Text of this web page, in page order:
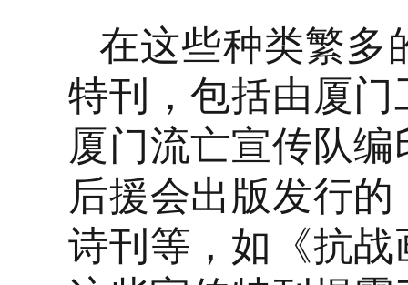
在这些种类繁多
特刊，包括由厦
厦门流亡宣传队
后援会出版发行
诗刊等，如《抗